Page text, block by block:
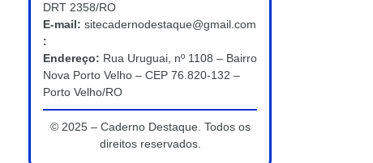
DRT 2358/RO
E-mail: sitecadernodestaque@gmail.com
:
Endereço: Rua Uruguai, nº 1108 – Bairro
Nova Porto Velho – CEP 76.820-132 –
Porto Velho/RO
© 2025 – Caderno Destaque. Todos os
direitos reservados.